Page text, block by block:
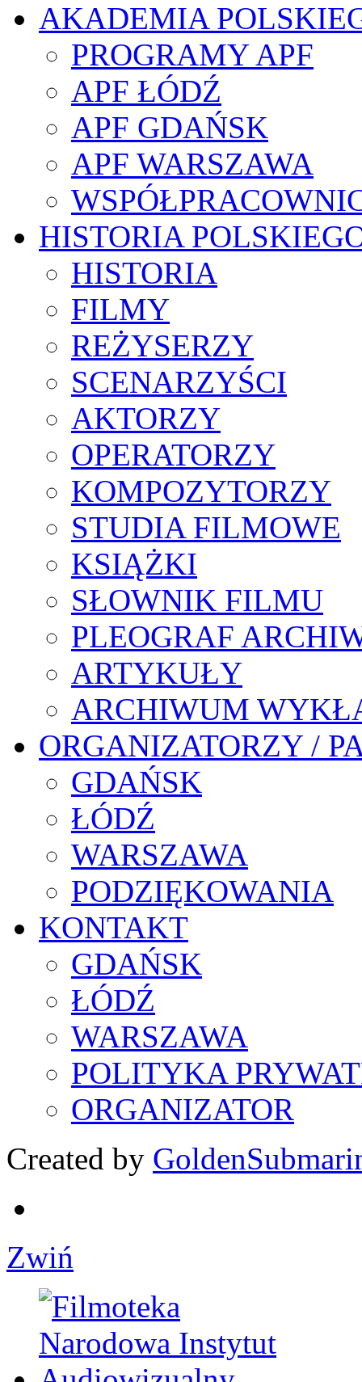
AKADEMIA
PROGRAMY APF
APF ŁÓDŹ
APF GDAŃSK
APF WARSZAWA
HISTORIA
HISTORIA
FILMY
REŻYSERZY
SCENARZYŚCI
AKTORZY
OPERATORZY
KOMPOZYTORZY
STUDIA FILMOWE
KSIĄŻKI
SŁOWNIK FILMU
PLEOGRAF
ARTYKUŁY
ARCHIWUM
ORGANIZATORZY /
GDAŃSK
ŁÓDŹ
WARSZAWA
PODZIĘKOWANIA
KONTAKT
GDAŃSK
ŁÓDŹ
WARSZAWA
POLITYKA
ORGANIZATOR
Created by
Zwiń